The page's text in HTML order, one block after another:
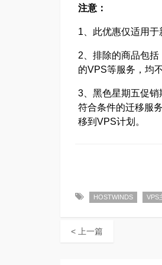
注意：
1、此优惠仅适用
2、排除的商品包
的VPS等服务，均
3、黑色星期五促
符合条件的迁移服
移到VPS计划。
HOSTWINDS VPS
< 上一篇